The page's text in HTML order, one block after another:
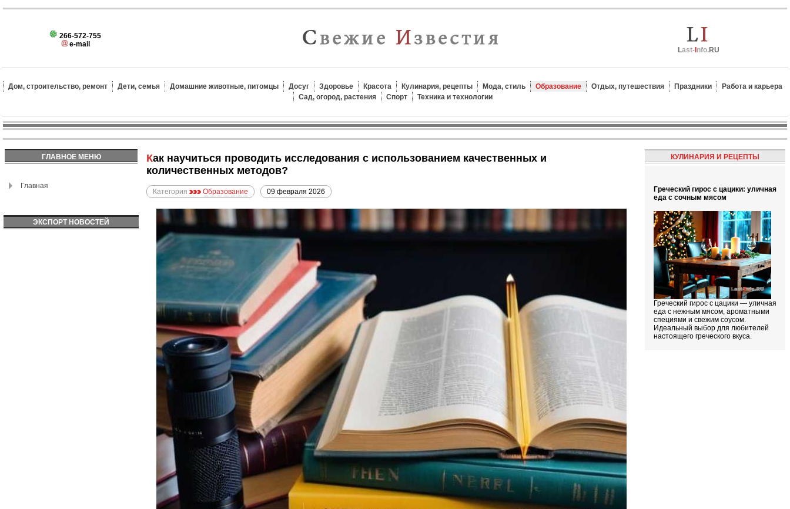
266-572-755
e-mail
Last- nfo.RU
Дом, строительство, ремонт Дети, семья Домашние животные, питомцы Досуг Здоровье Красота Кулинария, рецепты Мода, стиль Образование Отдых, путешествия Праздники
Работа и карьера
Сад, огород, растения
Спорт Техника и технологии
ГЛАВНОЕ МЕНЮ
Главная
ЭКСПОРТ НОВОСТЕЙ
Как научиться проводить исследования с использованием качественных и
количественных методов?
Категория Образование 09 февраля 2026
КУЛИНАРИЯ И РЕЦЕПТЫ
Греческий гирос с цацики: уличная
еда с сочным мясом
Греческий гирос с цацики — уличная
еда с нежным мясом, ароматными
специями и свежим соусом.
Идеальный выбор для любителей
настоящего греческого вкуса.